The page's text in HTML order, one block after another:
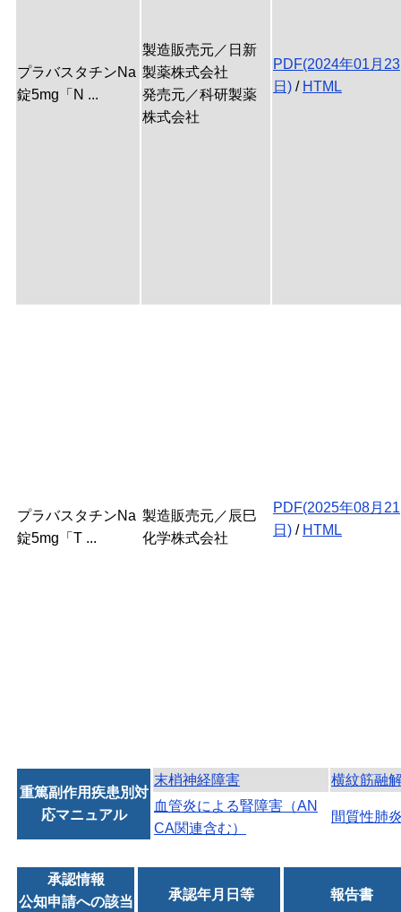
プラバスタチンNa
錠5mg「N ...
製造販売元／日新
製薬株式会社
発売元／科研製薬
株式会社
PDF(2024年01月23
日) / HTML
プラバスタチンNa
錠5mg「T ...
製造販売元／辰巳
化学株式会社
PDF(2025年08月21
日) / HTML
重篤副作用疾患別対
応マニュアル
末梢神経障害
横紋筋融
血管炎による腎障害（AN
CA関連含む）
間質性肺
承認情報
公知申請への該当
承認年月日等 報告書